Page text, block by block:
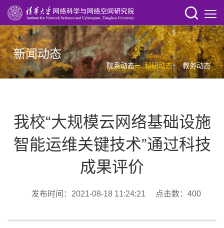
新闻动态
院系动态 科研动态 教务动态
我校“大规模云网络基础设施
智能运维关键技术”通过科技
成果评价
发布时间：2021-08-18 11:24:21 点击数： 400